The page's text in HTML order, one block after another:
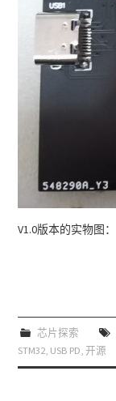
V1.0版本的实物图：
芯片探索
STM32, USB PD,开源